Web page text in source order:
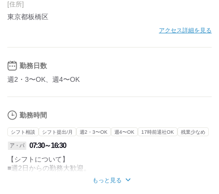
[住所]
東京都板橋区
アクセス詳細を見る
勤務日数
週2・3〜OK、週4〜OK
勤務時間
シフト相談 シフト提出/月 週2・3〜OK 週4〜OK 17時前退社OK 残業少なめ
ア・パ 07:30～16:30
【シフトについて】
■週2日からの勤務大歓迎。
もっと見る